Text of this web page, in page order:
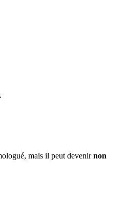
mais il peut devenirnon